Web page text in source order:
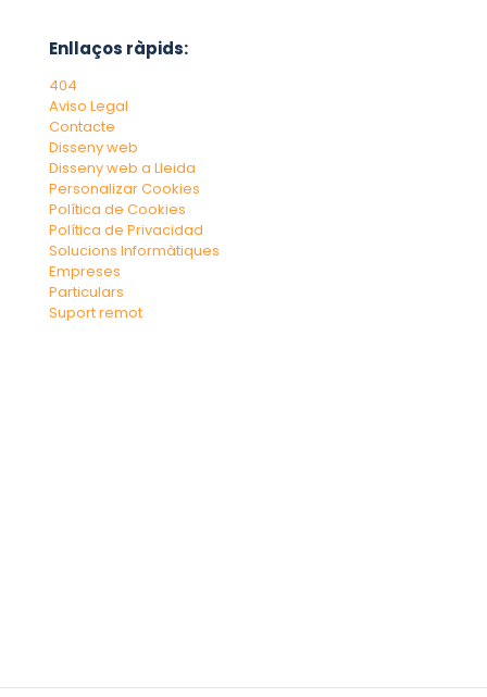
Enllaços ràpids:
404
Aviso Legal
Contacte
Disseny web
Disseny web a Lleida
Personalizar Cookies
Política de Cookies
Política de Privacidad
Solucions Informàtiques
Empreses
Particulars
Suport remot